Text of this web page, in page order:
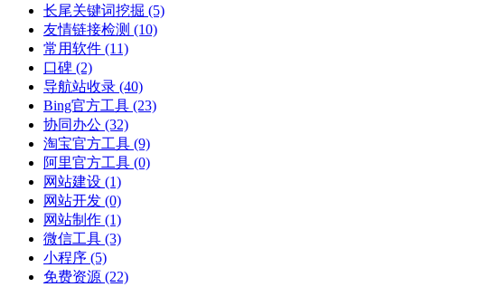
长尾关键词挖掘 (5)
友情链接检测 (10)
常用软件 (11)
口碑 (2)
导航站收录 (40)
Bing官方工具 (23)
协同办公 (32)
淘宝官方工具 (9)
阿里官方工具 (0)
网站建设 (1)
网站开发 (0)
网站制作 (1)
微信工具 (3)
小程序 (5)
免费资源 (22)